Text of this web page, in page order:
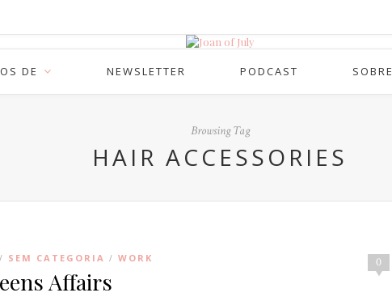
DE NEWSLETTER PODCAST SOBRE
Browsing Tag
HAIR ACCESSORIES
0
/ SEM CATEGORIA / WORK
Affairs